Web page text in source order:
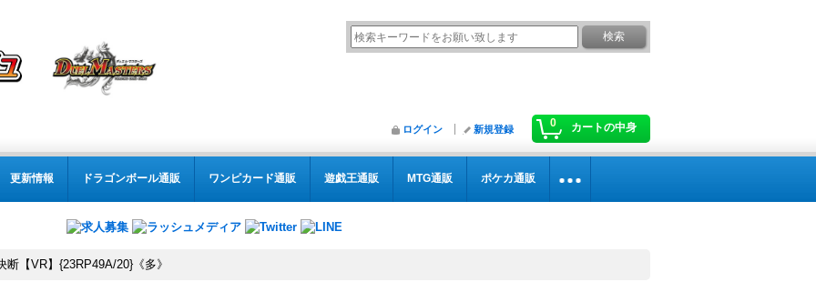
0 カートの中身
ログイン 新規登録
更新情報 ドラゴンボール通販 ワンピカード通販 遊戯王通販 MTG通販 ポケカ通販
【VR】{23RP49A/20}《多》